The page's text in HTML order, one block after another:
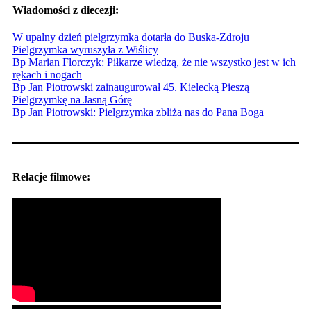
Wiadomości z diecezji:
W upalny dzień pielgrzymka dotarła do Buska-Zdroju
Pielgrzymka wyruszyła z Wiślicy
Bp Marian Florczyk: Piłkarze wiedzą, że nie wszystko jest w ich
rękach i nogach
Bp Jan Piotrowski zainaugurował 45. Kielecką Pieszą
Pielgrzymkę na Jasną Górę
Bp Jan Piotrowski: Pielgrzymka zbliża nas do Pana Boga
Relacje filmowe: